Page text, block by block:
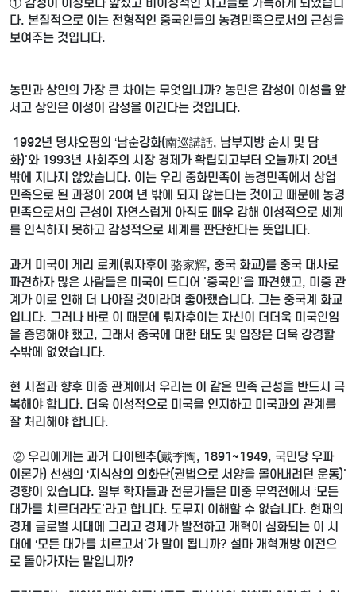
다. 본질적으로 이는 전형적인 중국인들의 농경민족으로서의 근성을
보여주는 것입니다.
농민과 상인의 가장 큰 차이는 무엇입니까? 농민은 감성이 이성을 앞
서고 상인은 이성이 감성을 이긴다는 것입니다.
1992년 덩샤오핑의 ‘남순강화(南巡講話, 남부지방 순시 및 담
화)'와 1993년 사회주의 시장 경제가 확립되고부터 오늘까지 20년
밖에 지나지 않았습니다. 이는 우리 중화민족이 농경민족에서 상업
민족으로 된 과정이 20여 년 밖에 되지 않는다는 것이고 때문에 농경
민족으로서의 근성이 자연스럽게 아직도 매우 강해 이성적으로 세계
를 인식하지 못하고 감성적으로 세계를 판단한다는 뜻입니다.
과거 미국이 게리 로케(뤄자후이 骆家辉, 중국 화교)를 중국 대사로
파견하자 많은 사람들은 미국이 드디어 '중국인'을 파견했고, 미중 관
계가 이로 인해 더 나아질 것이라며 좋아했습니다. 그는 중국계 화교
입니다. 그러나 바로 이 때문에 뤄자후이는 자신이 더더욱 미국인임
을 증명해야 했고, 그래서 중국에 대한 태도 및 입장은 더욱 강경할
수밖에 없었습니다.
현 시점과 향후 미중 관계에서 우리는 이 같은 민족 근성을 반드시 극
복해야 합니다. 더욱 이성적으로 미국을 인지하고 미국과의 관계를
잘 처리해야 합니다.
② 우리에게는 과거 다이톈추(戴季陶, 1891~1949, 국민당 우파
이론가) 선생의 ‘지식상의 의화단(권법으로 서양을 몰아내려던 운동)'
경향이 있습니다. 일부 학자들과 전문가들은 미중 무역전에서 ‘모든
대가를 치르더라도'라고 합니다. 도무지 이해할 수 없습니다. 현재의
경제 글로벌 시대에 그리고 경제가 발전하고 개혁이 심화되는 이 시
대에 ‘모든 대가를 치르고서'가 말이 됩니까? 설마 개혁개방 이전으
로 돌아가자는 말입니까?